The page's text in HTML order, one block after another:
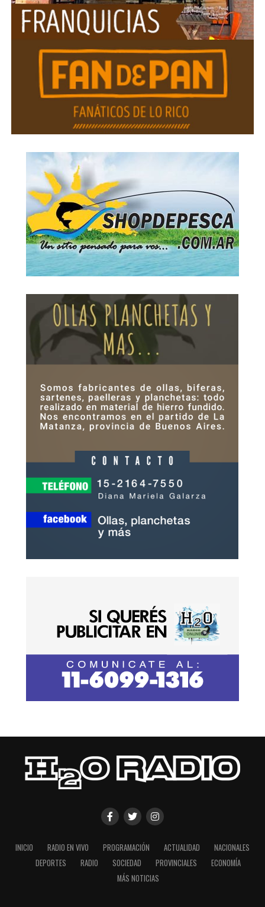
INICIO RADIO EN VIVO PROGRAMACIÓN ACTUALIDAD
NACIONALES
DEPORTES
RADIO SOCIEDAD PROVINCIALES
ECONOMÍA
MÁS NOTICIAS